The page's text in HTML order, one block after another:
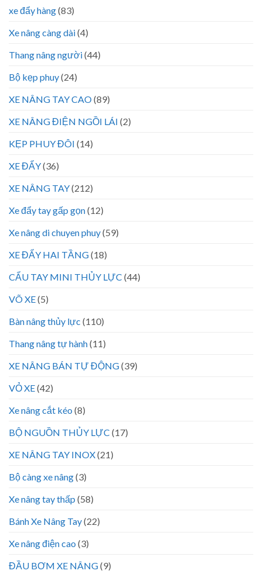
xe đẩy hàng(83)
Xe nâng càng dài(4)
Thang nâng người(44)
Bộ kẹp phuy(24)
XE NÂNG TAY CAO(89)
XE NÂNG ĐIỆN NGỒI LÁI (2)
KẸP PHUY ĐÔI (14)
XE ĐẨY(36)
XE NÂNG TAY(212)
Xe đẩy tay gấp gọn(12)
Xe nâng di chuyen phuy(59)
XE ĐẨY HAI TẦNG(18)
CẨU TAY MINI THỦY LỰC (44)
VÕ XE(5)
Bàn nâng thủy lực (110)
Thang nâng tự hành(11)
XE NÂNG BÁN TỰ ĐỘNG(39)
VỎ XE(42)
Xe nâng cắt kéo (8)
BỘ NGUỒN THỦY LỰC (17)
XE NÂNG TAY INOX(21)
Bộ càng xe nâng(3)
Xe nâng tay thấp (58)
Bánh Xe Nâng Tay(22)
Xe nâng điện cao (3)
ĐẦU BƠM XE NÂNG(9)